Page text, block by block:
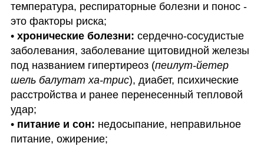
температура, респираторные болезни и понос -
это факторы риска;
• хронические болезни: сердечно-сосудистые
заболевания, заболевание щитовидной железы
под названием гипертиреоз (пеилут-йетер
шель балутат ха-трис), диабет, психические
расстройства и ранее перенесенный тепловой
удар;
• питание и сон: недосыпание, неправильное
питание, ожирение;